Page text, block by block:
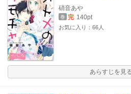
硝音あや
巻 完 140pt
お気に入り：66人
あらすじを見